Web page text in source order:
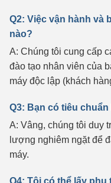
Q2: Việc vận hành và
nào?
A: Chúng tôi cung cấp
đào tạo nhân viên của
máy độc lập (khách
Q3: Bạn có tiêu
A: Vâng, chúng tôi duy
lượng nghiêm ngặt để
máy.
Q4: Tôi có thể lấy